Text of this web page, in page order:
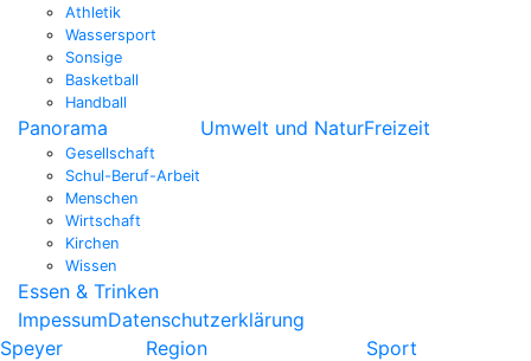
Athletik
Wassersport
Sonsige
Basketball
Handball
Panorama
Gesellschaft
Schul-Beruf-Arbeit
Menschen
Wirtschaft
Kirchen
Wissen
Umwelt und NaturFreizeit
Essen & Trinken
ImpessumDatenschutzerklärung
Speyer
Region Sport